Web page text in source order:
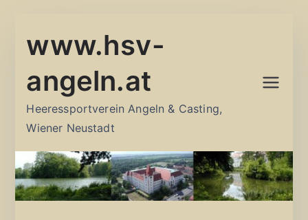
Inhalt
www.hsv-
angeln.at
Heeressportverein Angeln & Casting,
Wiener Neustadt